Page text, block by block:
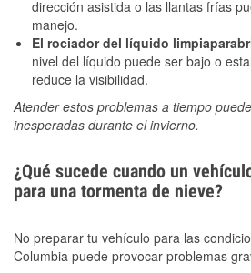
dirección asistida o las llantas frías
manejo.
El rociador del líquido
nivel del líquido puede ser bajo o
reduce la visibilidad.
Atender estos problemas a tiempo
inesperadas durante el invierno.
¿Qué sucede cuando un
para una tormenta de nieve?
No preparar tu vehículo para las
Columbia puede provocar problemas